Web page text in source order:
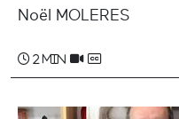
Noël MOLERES
2 min